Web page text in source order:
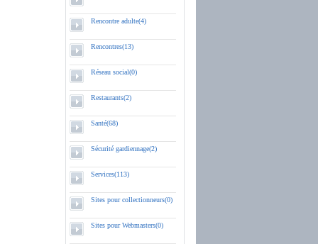
Rencontre adulte(4)
Rencontres(13)
Réseau social(0)
Restaurants(2)
Santé(68)
Sécurité gardiennage(2)
Services(113)
Sites pour collectionneurs(0)
Sites pour Webmasters(0)